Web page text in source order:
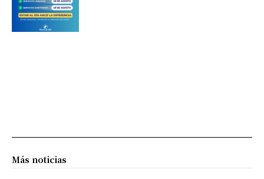
Más noticias